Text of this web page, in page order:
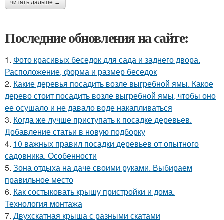
читать дальше →
Последние обновления на сайте:
1. Фото красивых беседок для сада и заднего двора.
Расположение, форма и размер беседок
2. Какие деревья посадить возле выгребной ямы. Какое
дерево стоит посадить возле выгребной ямы, чтобы оно
ее осушало и не давало воде накапливаться
3. Когда же лучше приступать к посадке деревьев.
Добавление статьи в новую подборку
4. 10 важных правил посадки деревьев от опытного
садовника. Особенности
5. Зона отдыха на даче своими руками. Выбираем
правильное место
6. Как состыковать крышу пристройки и дома.
Технология монтажа
7. Двухскатная крыша с разными скатами